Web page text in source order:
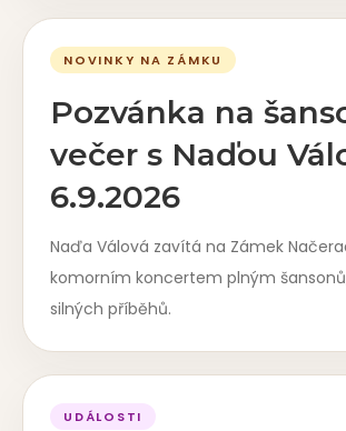
NOVINKY NA ZÁMKU
Pozvánka na
večer s Naďou
6.9.2026
Naďa Válová zavítá na Zámek
komorním koncertem plným
silných příběhů.
UDÁLOSTI